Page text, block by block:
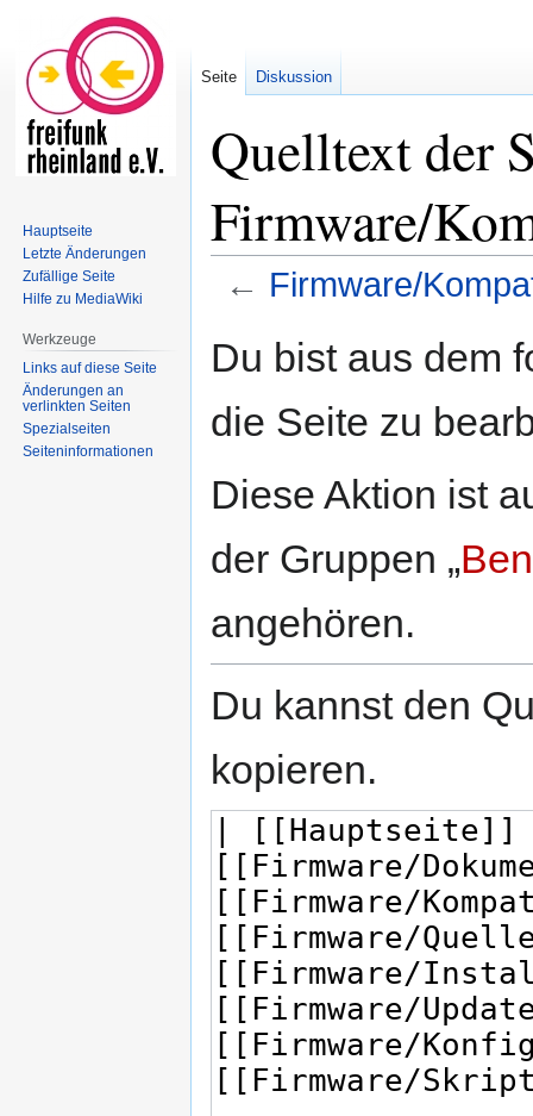
Quelltext der
Firmware/
← Firmware/
Navigation
Suche
Du bist aus dem
die Seite zu
Diese Aktion ist
der Gruppen „
angehören.
Du kannst den
kopieren.
Seite Diskussion
Hauptseite
Letzte Änderungen
Zufällige Seite
Hilfe zu MediaWiki
Werkzeuge
Links auf diese Seite
Änderungen an
verlinkten Seiten
Spezialseiten
Seiten­informationen